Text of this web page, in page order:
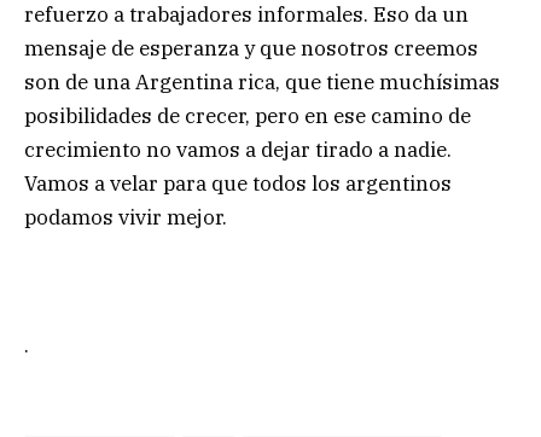
refuerzo a trabajadores informales. Eso da un
mensaje de esperanza y que nosotros creemos
son de una Argentina rica, que tiene muchísimas
posibilidades de crecer, pero en ese camino de
crecimiento no vamos a dejar tirado a nadie.
Vamos a velar para que todos los argentinos
podamos vivir mejor.
.